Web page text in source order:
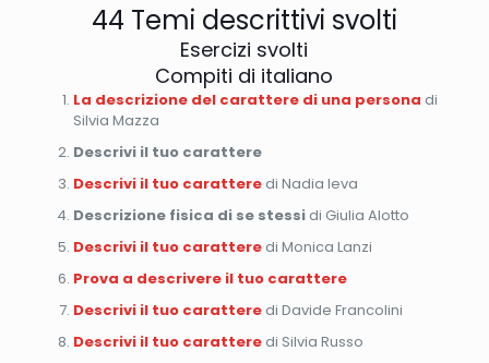
44 Temi descrittivi svolti
Esercizi svolti
Compiti di italiano
La descrizione del carattere di una persona di
Silvia Mazza
Descrivi il tuo carattere
Descrivi il tuo caratteredi Nadia Ieva
Descrizione fisica di se stessidi Giulia Alotto
Descrivi il tuo caratteredi Monica Lanzi
Prova a descrivere il tuo carattere
Descrivi il tuo caratteredi Davide Francolini
Descrivi il tuo caratteredi Silvia Russo